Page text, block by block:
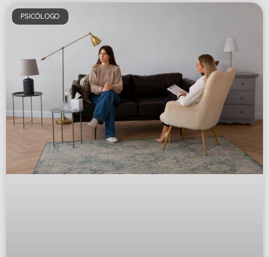
PSICÓLOGO